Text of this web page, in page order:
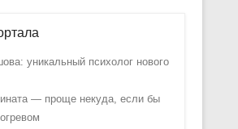
уникальный психолог нового
— проще некуда, если бы